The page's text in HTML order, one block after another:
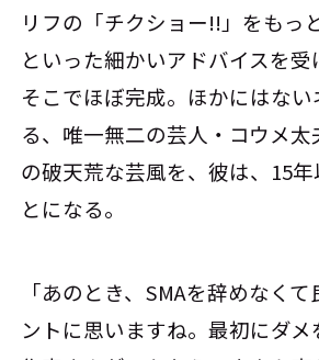
リフの「チクショー!!」をも
といった細かいアドバイスを受
そこでほぼ完成。ほかにはな
る、唯一無二の芸人・コウメ
の破天荒な芸風を、彼は、15
とになる。
「あのとき、SMAを辞めなく
ントに思いますね。最初にダメ